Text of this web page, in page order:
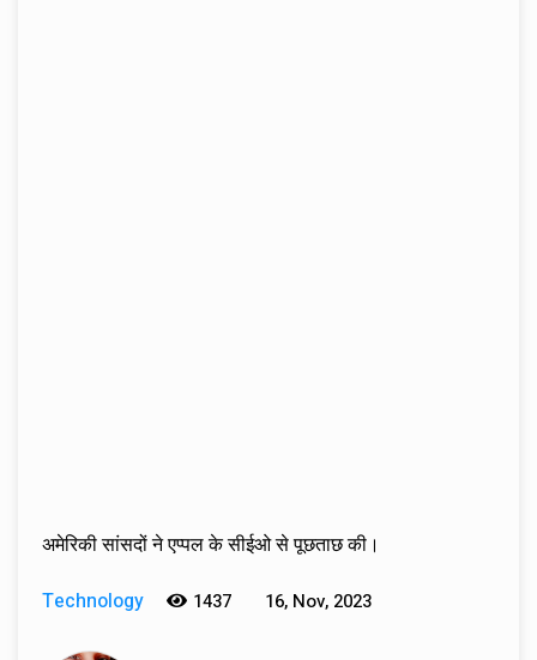
अमेरिकी सांसदों ने एप्पल के सीईओ से पूछताछ की।
Technology
1437 16, Nov, 2023